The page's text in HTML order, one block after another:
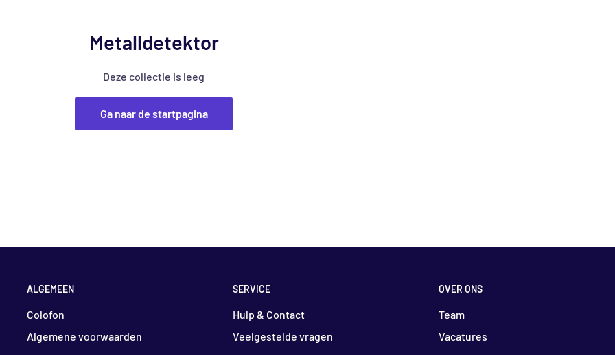
Metalldetektor
Deze collectie is leeg
Ga naar de startpagina
ALGEMEEN
Colofon
Algemene voorwaarden
SERVICE
Hulp & Contact
Veelgestelde vragen
OVER ONS
Team
Vacatures